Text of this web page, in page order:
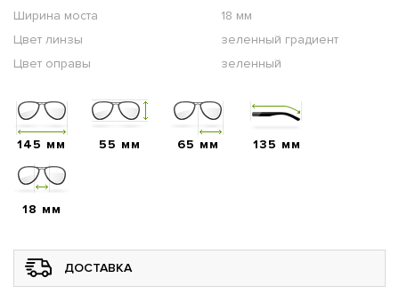
Ширина моста
18 мм
Цвет линзы
зеленный градиент
Цвет оправы
зеленный
145 мм 55 мм 65 мм 135 мм
18 мм
ДОСТАВКА